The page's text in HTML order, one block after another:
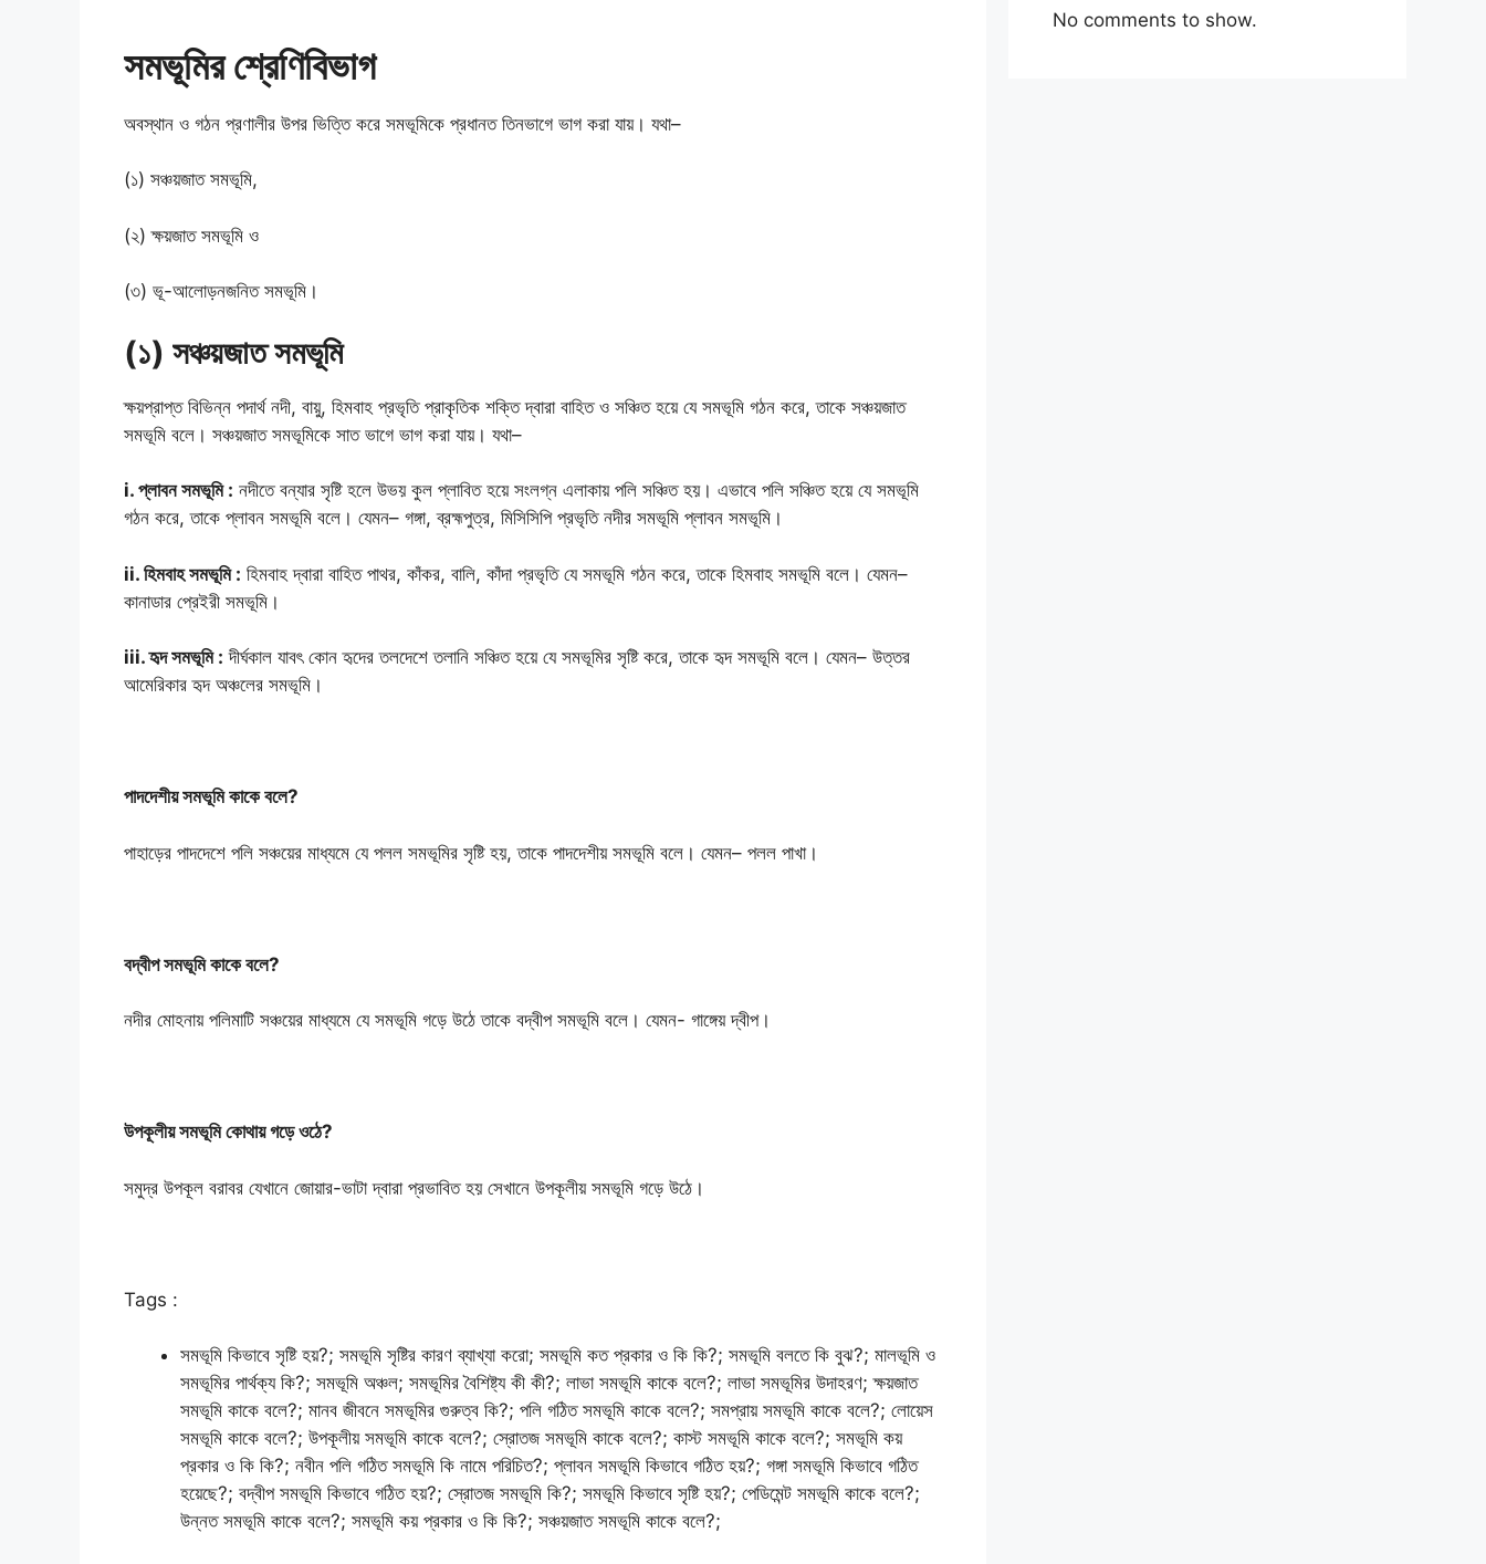
সমভূমির শ্রেণিবিভাগ
অবস্থান ও গঠন প্রণালীর উপর ভিত্তি করে সমভূমিকে প্রধানত তিনভাগে ভাগ করা যায়। যথা–
(১) সঞ্চয়জাত সমভূমি,
(২) ক্ষয়জাত সমভূমি ও
(৩) ভূ-আলোড়নজনিত সমভূমি।
(১) সঞ্চয়জাত সমভূমি
ক্ষয়প্রাপ্ত বিভিন্ন পদার্থ নদী, বায়ু, হিমবাহ প্রভৃতি প্রাকৃতিক শক্তি দ্বারা বাহিত ও সঞ্চিত হয়ে যে সমভূমি গঠন করে, তাকে সঞ্চয়জাত
সমভূমি বলে। সঞ্চয়জাত সমভূমিকে সাত ভাগে ভাগ করা যায়। যথা–
i. প্লাবন সমভূমি : নদীতে বন্যার সৃষ্টি হলে উভয় কুল প্লাবিত হয়ে সংলগ্ন এলাকায় পলি সঞ্চিত হয়। এভাবে পলি সঞ্চিত হয়ে যে সমভূমি
গঠন করে, তাকে প্লাবন সমভূমি বলে। যেমন– গঙ্গা, ব্রহ্মপুত্র, মিসিসিপি প্রভৃতি নদীর সমভূমি প্লাবন সমভূমি।
ii. হিমবাহ সমভূমি : হিমবাহ দ্বারা বাহিত পাথর, কাঁকর, বালি, কাঁদা প্রভৃতি যে সমভূমি গঠন করে, তাকে হিমবাহ সমভূমি বলে। যেমন–
কানাডার প্রেইরী সমভূমি।
iii. হৃদ সমভূমি : দীর্ঘকাল যাবৎ কোন হৃদের তলদেশে তলানি সঞ্চিত হয়ে যে সমভূমির সৃষ্টি করে, তাকে হৃদ সমভূমি বলে। যেমন– উত্তর
আমেরিকার হৃদ অঞ্চলের সমভূমি।
পাদদেশীয় সমভূমি কাকে বলে?
পাহাড়ের পাদদেশে পলি সঞ্চয়ের মাধ্যমে যে পলল সমভূমির সৃষ্টি হয়, তাকে পাদদেশীয় সমভূমি বলে। যেমন– পলল পাখা।
বদ্বীপ সমভূমি কাকে বলে?
নদীর মোহনায় পলিমাটি সঞ্চয়ের মাধ্যমে যে সমভূমি গড়ে উঠে তাকে বদ্বীপ সমভূমি বলে। যেমন- গাঙ্গেয় দ্বীপ।
উপকূলীয় সমভূমি কোথায় গড়ে ওঠে?
সমুদ্র উপকূল বরাবর যেখানে জোয়ার-ভাটা দ্বারা প্রভাবিত হয় সেখানে উপকূলীয় সমভূমি গড়ে উঠে।
Tags :
সমভূমি কিভাবে সৃষ্টি হয়?; সমভূমি সৃষ্টির কারণ ব্যাখ্যা করো; সমভূমি কত প্রকার ও কি কি?; সমভূমি বলতে কি বুঝ?; মালভূমি ও
সমভূমির পার্থক্য কি?; সমভূমি অঞ্চল; সমভূমির বৈশিষ্ট্য কী কী?; লাভা সমভূমি কাকে বলে?; লাভা সমভূমির উদাহরণ; ক্ষয়জাত
সমভূমি কাকে বলে?; মানব জীবনে সমভূমির গুরুত্ব কি?; পলি গঠিত সমভূমি কাকে বলে?; সমপ্রায় সমভূমি কাকে বলে?; লোয়েস
সমভূমি কাকে বলে?; উপকূলীয় সমভূমি কাকে বলে?; স্রোতজ সমভূমি কাকে বলে?; কাস্ট সমভূমি কাকে বলে?; সমভূমি কয়
প্রকার ও কি কি?; নবীন পলি গঠিত সমভূমি কি নামে পরিচিত?; প্লাবন সমভূমি কিভাবে গঠিত হয়?; গঙ্গা সমভূমি কিভাবে গঠিত
হয়েছে?; বদ্বীপ সমভূমি কিভাবে গঠিত হয়?; স্রোতজ সমভূমি কি?; সমভূমি কিভাবে সৃষ্টি হয়?; পেডিমেন্ট সমভূমি কাকে বলে?;
উন্নত সমভূমি কাকে বলে?; সমভূমি কয় প্রকার ও কি কি?; সঞ্চয়জাত সমভূমি কাকে বলে?;
No comments to show.